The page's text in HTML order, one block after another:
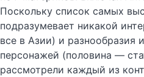
Поскольку список самых
подразумевает никакой
все в Азии) и разнообразия
персонажей (половина —
рассмотрели каждый из